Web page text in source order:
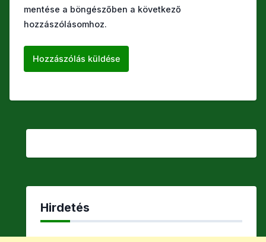
mentése a böngészőben a következő
hozzászólásomhoz.
Hirdetés